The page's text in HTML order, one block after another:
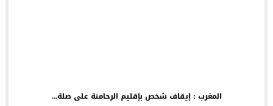
المغرب : إيقاف شخص بإقليم الرحامنة على صلة...